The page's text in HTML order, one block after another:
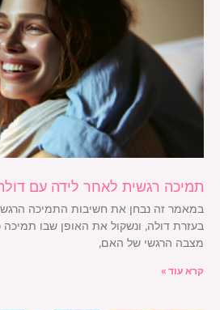
תמיכה רגשית לאחר לידה עם
במאמר זה נבחן את חשיבות התמיכה
בעזרת דולה, ונשקול את האופן שבו תמיכה
מצבה הרגשי של האם,
קרא עוד »